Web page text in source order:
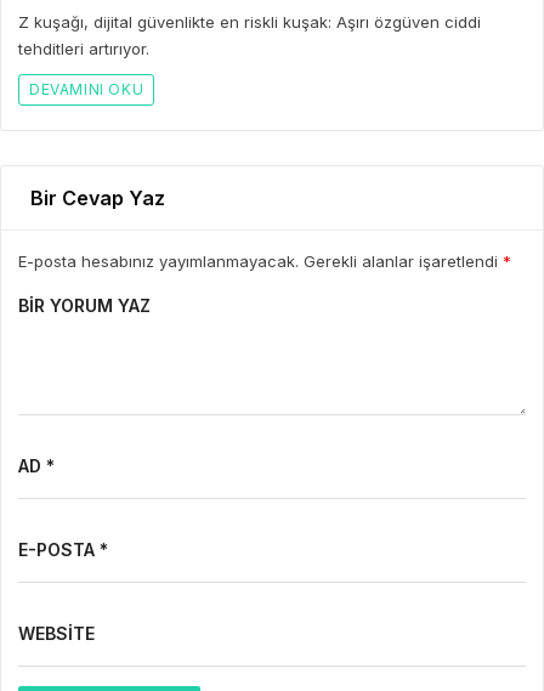
Z kuşağı, dijital güvenlikte en riskli kuşak: Aşırı özgüven ciddi
tehditleri artırıyor.
DEVAMINI OKU
Bir Cevap Yaz
E-posta hesabınız yayımlanmayacak. Gerekli alanlar işaretlendi *
BIR YORUM YAZ
AD *
E-POSTA *
WEBSITE